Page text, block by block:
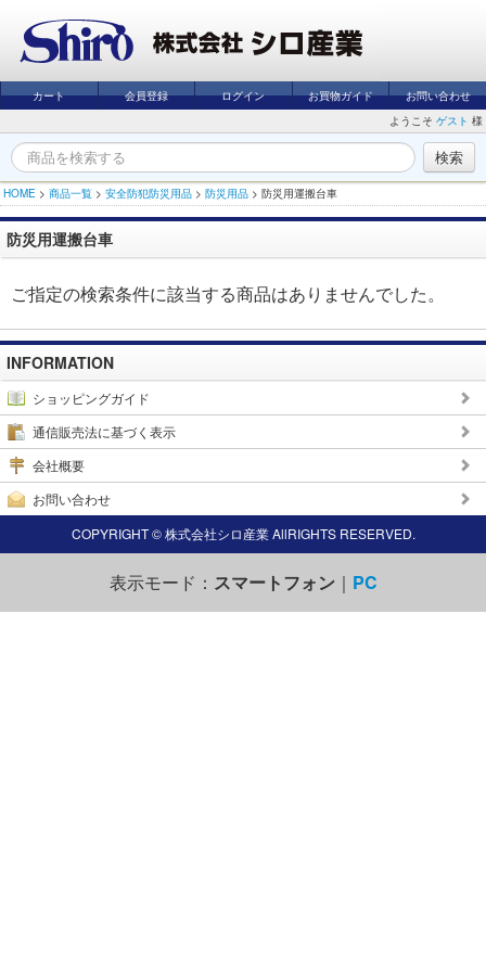
カート 会員登録 ログイン お買物ガイド
お問い合わせ
ようこそ ゲスト 様
HOME > 商品一覧 > 安全防犯防災用品 > 防災用品 > 防災用運搬台車
防災用運搬台車
ご指定の検索条件に該当する商品はありませんでした。
INFORMATION
ショッピングガイド
通信販売法に基づく表示
会社概要
お問い合わせ
COPYRIGHT © 株式会社シロ産業 AllRIGHTS RESERVED.
表示モード： スマートフォン｜ PC